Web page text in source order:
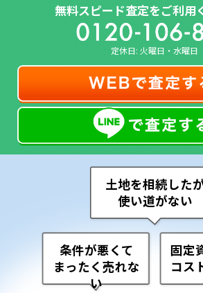
無料スピード査定をご利用
定休日: 火曜日・水曜日
土地を相続した
使い道がない
条件が悪くて
まったく売れな
い
固定
コス